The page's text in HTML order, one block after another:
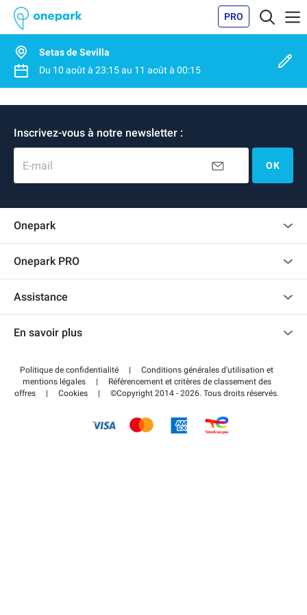
PRO
Setas de Sevilla
Du 10 août à 23:15au 11 août à 00:15
Inscrivez-vous à notre newsletter :
E-mail OK
Onepark
Recrutement
Onepark PRO
Accéder à mon espace partenaire
Assistance
Centre d'aide
Régler votre stationnement FLOW
En savoir plus
Wiki
Guide du stationnement
Politique de confidentialité |
Conditions générales d'utilisation et
mentions légales
|
Référencement et critères de classement des
offres
| Cookies | ©Copyright 2014 - 2026. Tous droits réservés.